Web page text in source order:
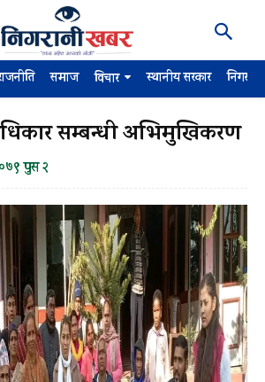
समाज विचार स्थानीय सरकार
सम्बन्धी अभिमुखिकरण
पुस २